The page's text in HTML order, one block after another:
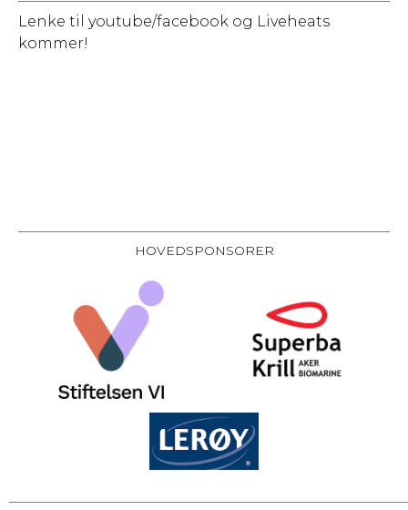
Lenke til youtube/facebook og Liveheats
kommer!
HOVEDSPONSORER